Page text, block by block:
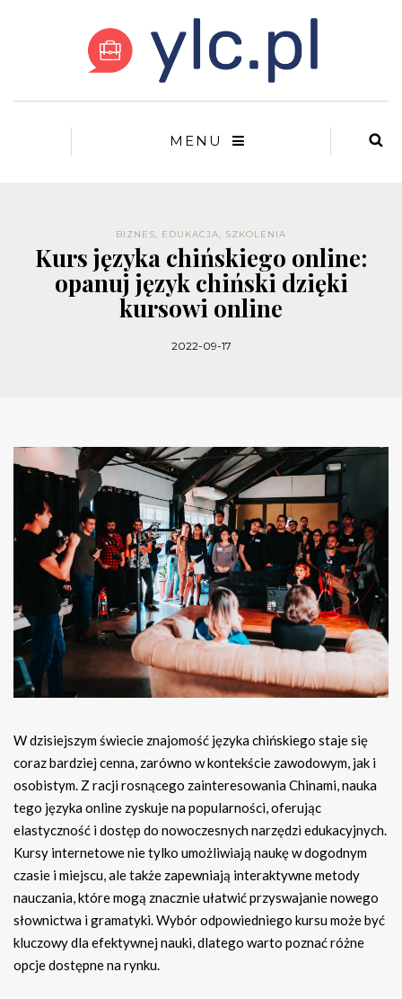
MENU
BIZNES, EDUKACJA, SZKOLENIA
Kurs języka chińskiego online:
opanuj język chiński dzięki
kursowi online
2022-09-17
W dzisiejszym świecie znajomość języka chińskiego staje się
coraz bardziej cenna, zarówno w kontekście zawodowym, jak i
osobistym. Z racji rosnącego zainteresowania Chinami, nauka
tego języka online zyskuje na popularności, oferując
elastyczność i dostęp do nowoczesnych narzędzi edukacyjnych.
Kursy internetowe nie tylko umożliwiają naukę w dogodnym
czasie i miejscu, ale także zapewniają interaktywne metody
nauczania, które mogą znacznie ułatwić przyswajanie nowego
słownictwa i gramatyki. Wybór odpowiedniego kursu może być
kluczowy dla efektywnej nauki, dlatego warto poznać różne
opcje dostępne na rynku.